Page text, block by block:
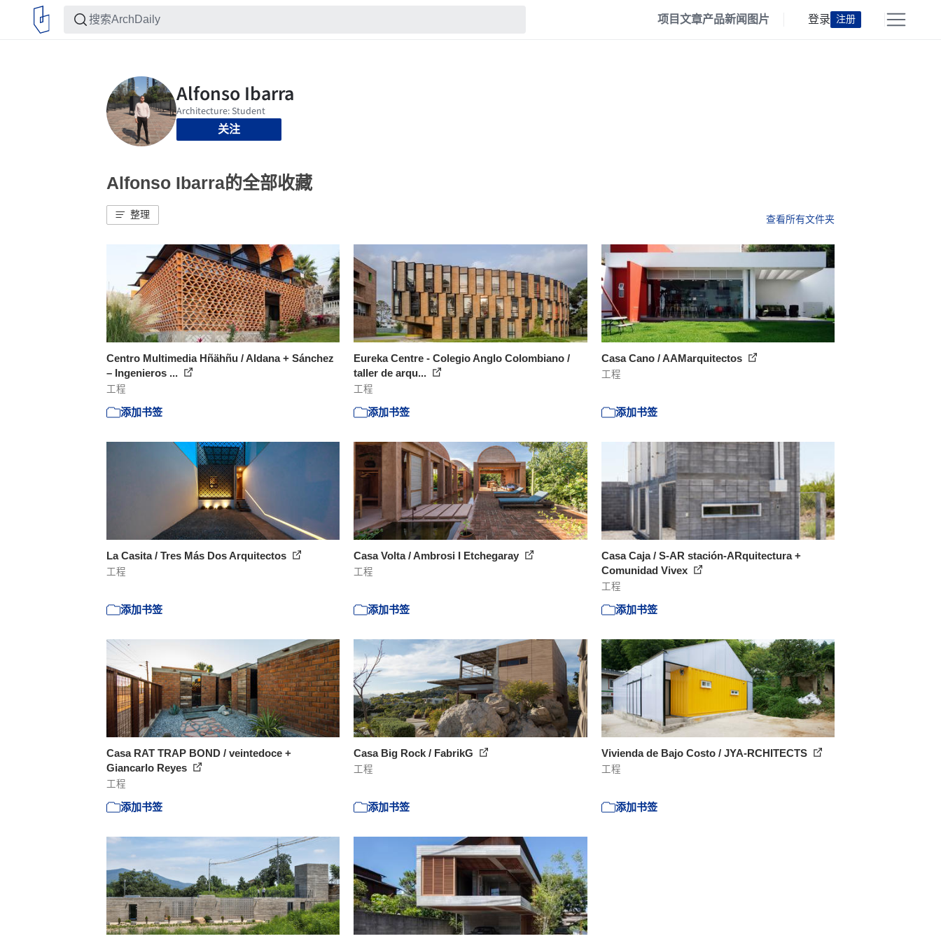
项目文章产品新闻 图片 登录 注册
关注
Alfonso Ibarra的全部收藏
整理 查看所有文件夹
Centro Multimedia Hñähñu / Aldana + Sánchez
– Ingenieros ...
工程
添加书签
Eureka Centre - Colegio Anglo Colombiano /
taller de arqu...
工程
添加书签
Casa Cano / AAMarquitectos
工程
添加书签
La Casita / Tres Más Dos Arquitectos
工程
添加书签
Casa Volta / Ambrosi I Etchegaray
工程
添加书签
Casa Caja / S-AR stación-ARquitectura +
Comunidad Vivex
工程
添加书签
Casa RAT TRAP BOND / veintedoce +
Giancarlo Reyes
工程
添加书签
Casa Big Rock / FabrikG
工程
添加书签
Vivienda de Bajo Costo / JYA-RCHITECTS
工程
添加书签